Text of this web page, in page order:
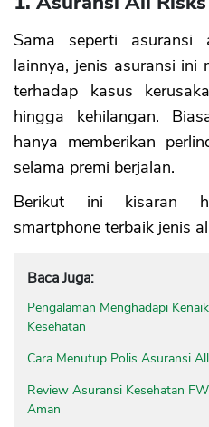
Sama seperti
lainnya, jenis asuransi ini
terhadap kasus
hingga kehilangan.
hanya memberikan
selama premi berjalan.
Berikut ini kisaran
smartphone terbaik jenis
Baca Juga:
Pengalaman Menghadapi
Kesehatan
Cara Menutup Polis Asuransi
Review Asuransi Kesehatan
Aman